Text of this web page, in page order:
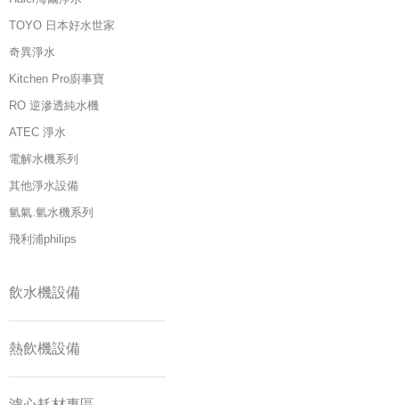
TOYO 日本好水世家
奇異淨水
Kitchen Pro廚事寶
RO 逆滲透純水機
ATEC 淨水
電解水機系列
其他淨水設備
氫氣.氫水機系列
飛利浦philips
飲水機設備
熱飲機設備